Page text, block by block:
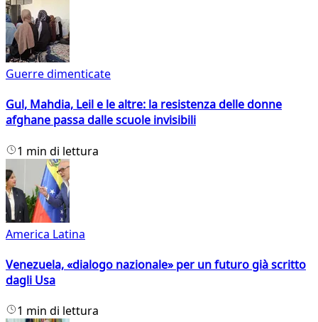
Guerre dimenticate
Gul, Mahdia, Leil e le altre: la resistenza delle donne
afghane passa dalle scuole invisibili
1 min di lettura
America Latina
Venezuela, «dialogo nazionale» per un futuro già scritto
dagli Usa
1 min di lettura